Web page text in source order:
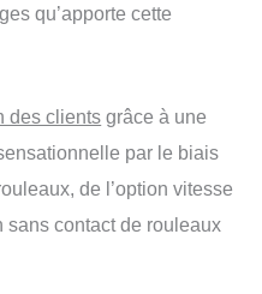
qu’apporte cette
des clients grâce à une
par le biais
de l’option vitesse
sans contact de rouleaux